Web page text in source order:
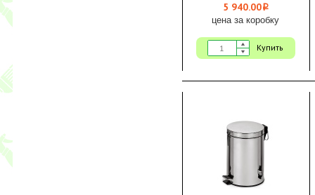
5 940.00i
цена за коробку
Купить